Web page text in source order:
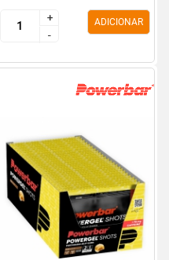
+
-
+
-
ADICIONAR